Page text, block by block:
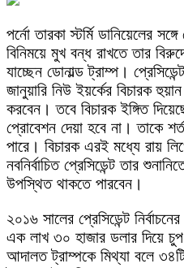
পর্নো তারকা স্টর্মি ডানিয়েলের
বিনিময়ে মুখ বন্ধ রাখতে তার
যাচ্ছেন ডোনাল্ড ট্রাম্প।
জানুয়ারি নিউ ইয়র্কের বিচারক
করবেন। তবে বিচারক ইঙ্গিত
প্রোবেশন দেয়া হবে না। তাকে
পারে। বিচারক এরই মধ্যে রায়
নবনির্বাচিত প্রেসিডেন্ট তার
উপস্থিত থাকতে পারবেন।
২০১৬ সালের প্রেসিডেন্ট
এক লাখ ৩০ হাজার ডলার দিয়ে
আদালত ট্রাম্পকে মিথ্যা বলে